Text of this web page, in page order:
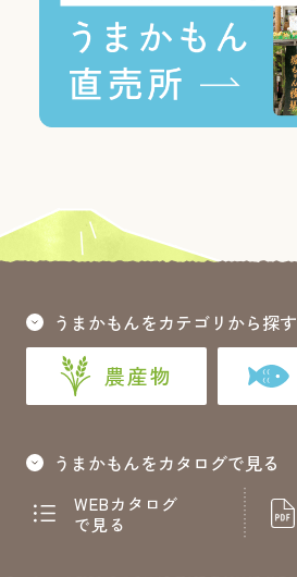
うまかもんをカテゴリから探す
農産物
うまかもんをカタログで見る
WEBカタログ
で見る